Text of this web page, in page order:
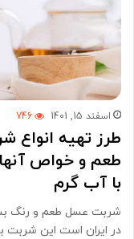
اسفند 15, 1401 746
طرز تهیه
طعم و خواص
با آب گرم
شربت عسل طعم و رنگ
در ایران است این شربت